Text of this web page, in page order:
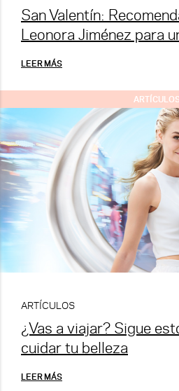
San Valentín:
Leonora Jiménez para
LEER MÁS
ARTÍCULOS
ARTÍCULOS
¿Vas a viajar? Sigue
cuidar tu belleza
LEER MÁS